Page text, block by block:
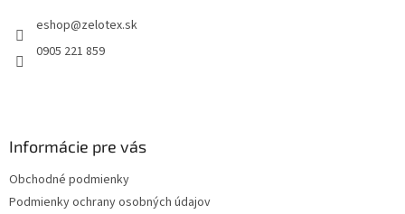
eshop@zelotex.sk
0905 221 859
Informácie pre vás
Obchodné podmienky
Podmienky ochrany osobných údajov